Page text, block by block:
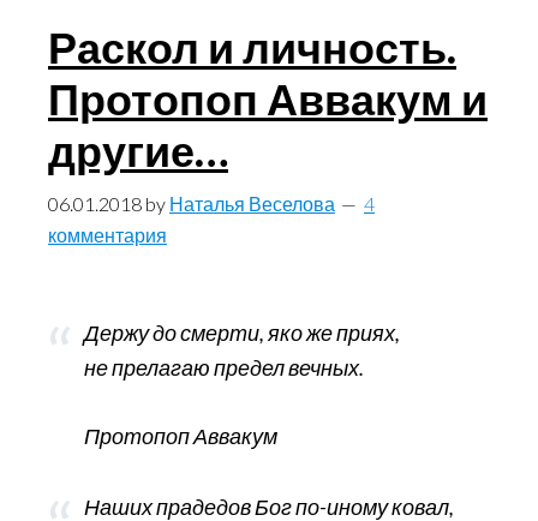
(Грозный)
Раскол и личность.
Протопоп Аввакум и
другие…
06.01.2018 by Наталья Веселова
4
комментария
Держу до смерти, яко же приях,
не прелагаю предел вечных.
Протопоп Аввакум
Наших прадедов Бог по-иному ковал,